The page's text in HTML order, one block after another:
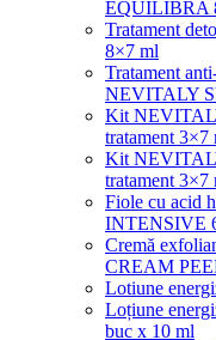
EQUILIBRA
Tratament
8×7 ml
Tratament
NEVITALY
Kit
tratament 3×7
Kit
tratament 3×7
Fiole cu acid
INTENSIVE
Cremă
CREAM
Lotiune
Loțiune
buc x 10 ml